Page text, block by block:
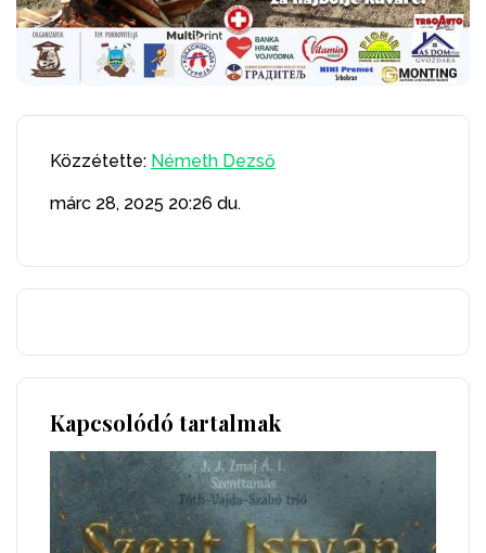
Közzétette: Németh Dezső
márc 28, 2025 20:26 du.
Kapcsolódó tartalmak